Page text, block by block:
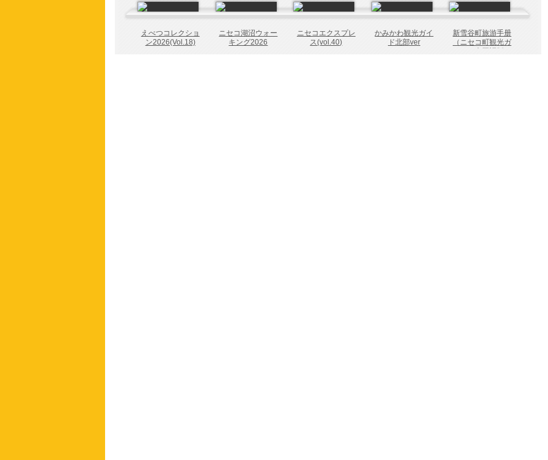
えべつコレクショ
ン2026(Vol.18)
ニセコ湖沼ウォー
キング2026
ニセコエクスプレ
ス(vol.40)
かみかわ観光ガイ
ド北部ver
新雪谷町旅游手册
（ニセコ町観光ガ
イド 中国語版）